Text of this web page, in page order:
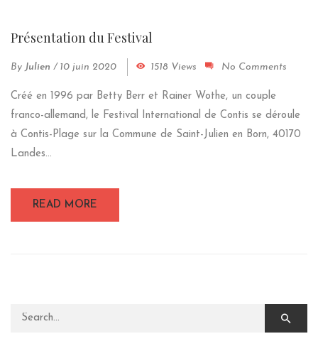
Présentation du Festival
By Julien / 10 juin 2020 1518 Views No Comments
Créé en 1996 par Betty Berr et Rainer Wothe, un couple
franco-allemand, le Festival International de Contis se déroule
à Contis-Plage sur la Commune de Saint-Julien en Born, 40170
Landes...
READ MORE
Search for: